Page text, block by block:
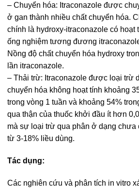
– Chuyển hóa: Itraconazole được
ở gan thành nhiều chất chuyển hóa.
chính là hydroxy-itraconazole có hoạt
ống nghiệm tương đương
Nồng độ chất chuyển hóa hydroxy
lần itraconazole.
– Thải trừ: Itraconazole được loại trừ
chuyển hóa không hoạt tính khoảng
trong vòng 1 tuần và khoảng 54%
qua thận của thuốc khởi đầu ít hơn
mà sự loại trừ qua phân ở dạng chưa
từ 3-18% liều dùng.
Tác dụng:
Các nghiên cứu và phân tích in vitro